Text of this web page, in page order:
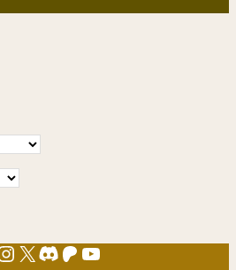
X Discord
Patreon
YouTube